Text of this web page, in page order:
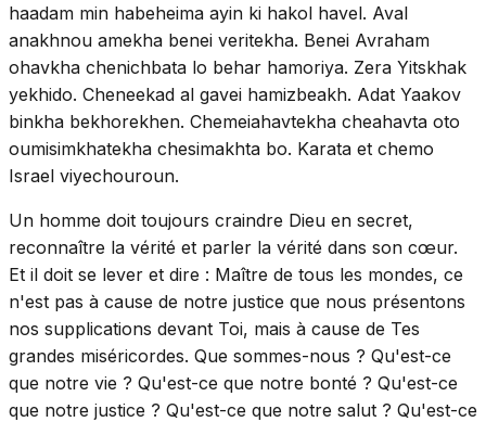
haadam min habeheima ayin ki hakol havel. Aval
anakhnou amekha benei veritekha. Benei Avraham
ohavkha chenichbata lo behar hamoriya. Zera Yitskhak
yekhido. Cheneekad al gavei hamizbeakh. Adat Yaakov
binkha bekhorekhen. Chemeiahavtekha cheahavta oto
oumisimkhatekha chesimakhta bo. Karata et chemo
Israel viyechouroun.
Un homme doit toujours craindre Dieu en secret,
reconnaître la vérité et parler la vérité dans son cœur.
Et il doit se lever et dire : Maître de tous les mondes, ce
n'est pas à cause de notre justice que nous présentons
nos supplications devant Toi, mais à cause de Tes
grandes miséricordes. Que sommes-nous ? Qu'est-ce
que notre vie ? Qu'est-ce que notre bonté ? Qu'est-ce
que notre justice ? Qu'est-ce que notre salut ? Qu'est-ce